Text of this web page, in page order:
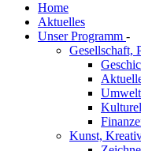
Home
Aktuelles
Unser Programm -
Gesellschaft,
Kunst,